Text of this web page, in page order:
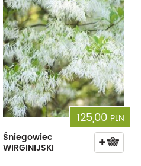
125,00 PLN
Śniegowiec
WIRGINIJSKI